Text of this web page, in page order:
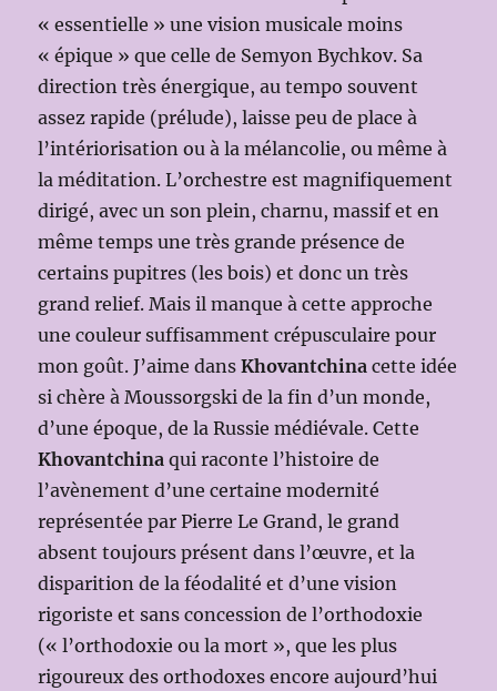
« essentielle » une vision musicale moins
« épique » que celle de Semyon Bychkov. Sa
direction très énergique, au tempo souvent
assez rapide (prélude), laisse peu de place à
l’intériorisation ou à la mélancolie, ou même à
la méditation. L’orchestre est magnifiquement
dirigé, avec un son plein, charnu, massif et en
même temps une très grande présence de
certains pupitres (les bois) et donc un très
grand relief. Mais il manque à cette approche
une couleur suffisamment crépusculaire pour
mon goût. J’aime dansKhovantchina cette idée
si chère à Moussorgski de la fin d’un monde,
d’une époque, de la Russie médiévale. Cette
Khovantchina qui raconte l’histoire de
l’avènement d’une certaine modernité
représentée par Pierre Le Grand, le grand
absent toujours présent dans l’œuvre, et la
disparition de la féodalité et d’une vision
rigoriste et sans concession de l’orthodoxie
(« l’orthodoxie ou la mort », que les plus
rigoureux des orthodoxes encore aujourd’hui